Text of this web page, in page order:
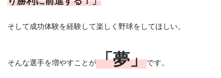
そして成功体験を経験して楽しく野球をしてほしい。
そんな選手を増やすことが「夢」です。